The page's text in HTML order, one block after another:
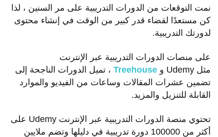
نمت التوقعات من الدورات التدريبية على مر السنين ، لذا
كن مستعدًا لقضاء قدر كبير من الوقت في إنشاء محتوى
لدورتك التدريبية.
على منصات الدورات التدريبية عبر الإنترنت
مثل Udemy و
Treehouse ، تميل الدورات الناجحة إلى
تضمين عشرات المقالات وساعات من الفيديو والموارد
القابلة للتنزيل والمزيد.
تحتوي منصة الدورات التدريبية عبر الإنترنت Udemy على
أكثر من 100000 دورة تدريبية في دليلها وتضم ملايين
تطوير موقع العضوية
كسب المال من الإنترنت عبر كتابة كتاب
إطلاق دورة على الإنترنت
كن مساعدًا افتراضيًا
نشر مقاطع الفيديو على موقع يوتيوب
تحرير مقاطع الفيديو للآخرين